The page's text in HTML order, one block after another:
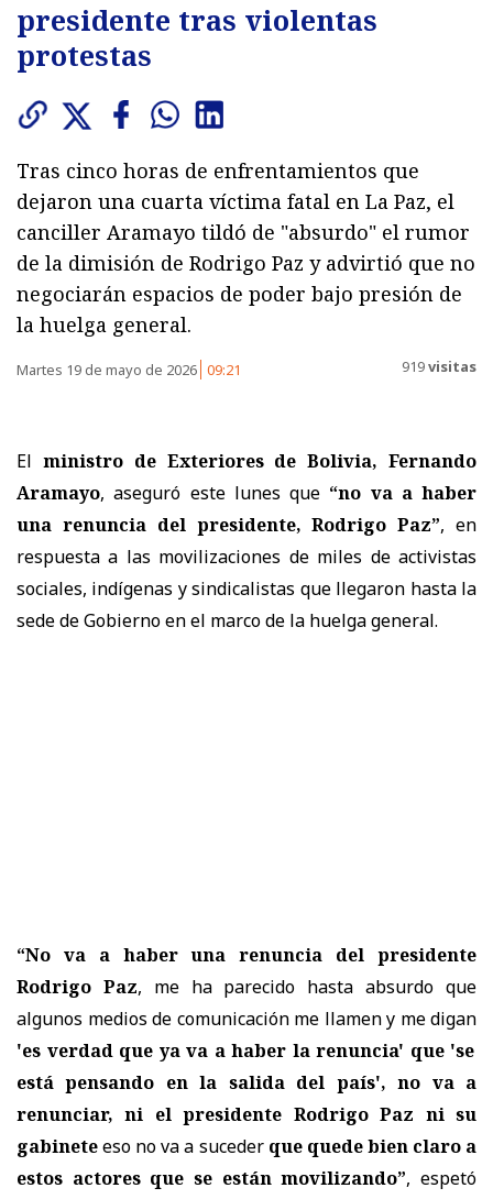
presidente tras violentas
protestas
Tras cinco horas de enfrentamientos que
dejaron una cuarta víctima fatal en La Paz, el
canciller Aramayo tildó de "absurdo" el rumor
de la dimisión de Rodrigo Paz y advirtió que no
negociarán espacios de poder bajo presión de
la huelga general.
Martes 19 de mayo de 2026 09:21 919visitas
El ministro de Exteriores de Bolivia, Fernando
Aramayo, aseguró este lunes que “no va a haber
una renuncia del presidente, Rodrigo Paz”, en
respuesta a las movilizaciones de miles de activistas
sociales, indígenas y sindicalistas que llegaron hasta la
sede de Gobierno en el marco de la huelga general.
“No va a haber una renuncia del presidente
Rodrigo Paz, me ha parecido hasta absurdo que
algunos medios de comunicación me llamen y me digan
'es verdad que ya va a haber la renuncia' que 'se
está pensando en la salida del país', no va a
renunciar, ni el presidente Rodrigo Paz ni su
gabineteeso no va a suceder que quede bien claro a
estos actores que se están movilizando”, espetó